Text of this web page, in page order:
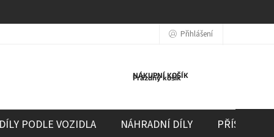
Přihlášení
NÁKUPNÍ KOŠÍK
Prázdný košík
DÍLY PODLE VOZIDLA NÁHRADNÍ DÍLY